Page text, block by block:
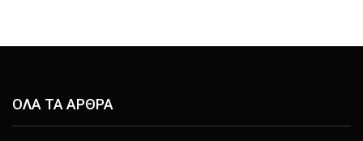
ΟΛΑ ΤΑ ΑΡΘΡΑ